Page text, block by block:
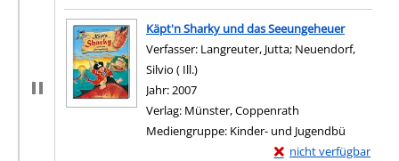
Zum Download von
Käpt'n Sharky und das Seeungeheuer
Verfasser: Langreuter, Jutta; Neuendorf,
Silvio ( Ill.)
Jahr:2007
Verlag: Münster, Coppenrath
Mediengruppe: Kinder- und Jugendbü
nicht verfügbar
Exemplar-Details von